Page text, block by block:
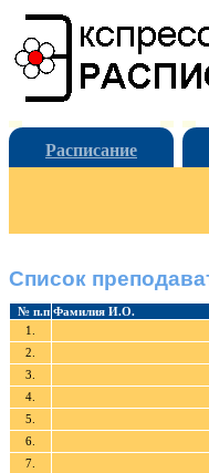
Расписание
Список
№ п.п Фамилия И.О.
1.
2.
3.
4.
5.
6.
7.